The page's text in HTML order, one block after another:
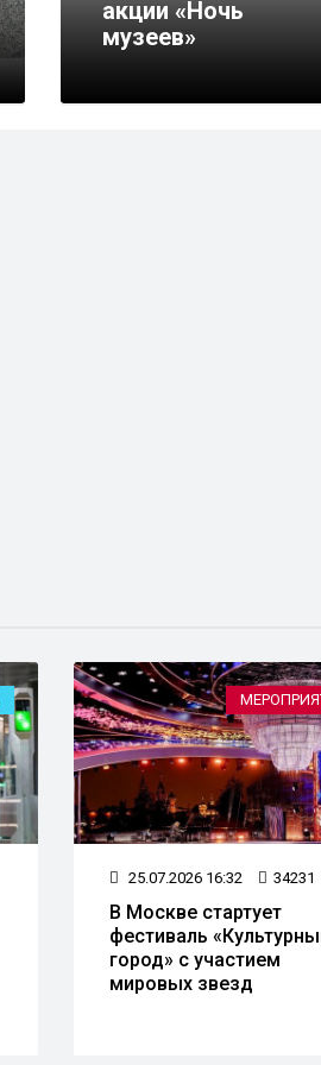
шоссе Энтузиастов
бесплатным
акции «Ночь
музеев»
25.07.2026 16:32 34231
В Москве стартует
фестиваль
город» с участием
мировых звезд